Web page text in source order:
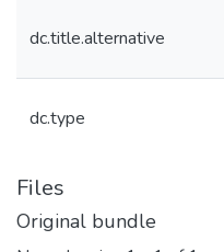
dc.title.alternative
dc.type
Files
Original bundle